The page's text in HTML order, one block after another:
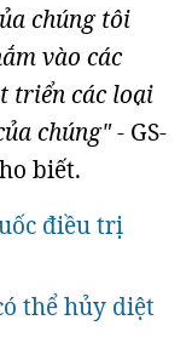
chúng tôi
vào các
triển các loại
chúng"- GS-
biết.
điều trị
thể hủy diệt